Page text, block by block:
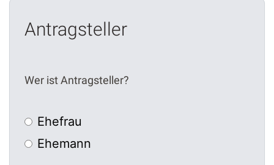
Antragsteller
Wer ist Antragsteller?
Ehefrau
Ehemann